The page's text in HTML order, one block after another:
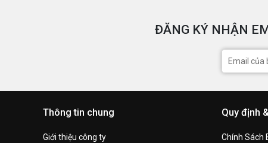
ĐĂNG KÝ NHẬN
Thông tin chung
Giới thiệu công ty
Quy định
Chính Sách